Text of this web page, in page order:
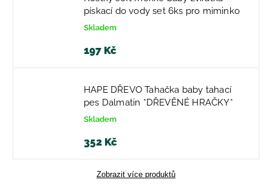
pískací do vody set 6ks pro miminko
Skladem
197 Kč
HAPE DŘEVO Tahačka baby tahací
pes Dalmatin *DŘEVĚNÉ HRAČKY*
Skladem
352 Kč
Zobrazit více produktů